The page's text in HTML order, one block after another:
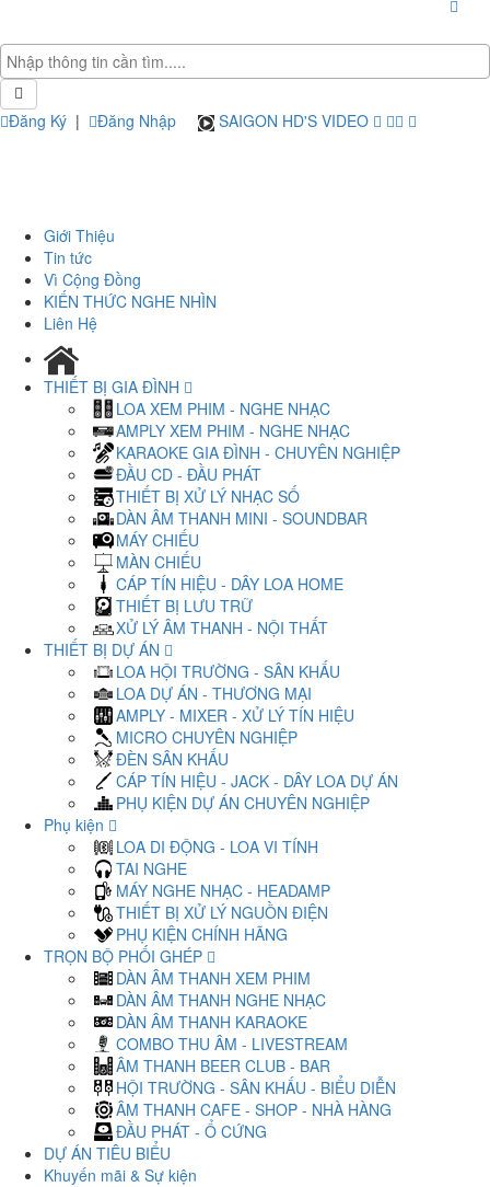
Đăng Ký | Đăng Nhập SAIGON HD'S VIDEO
Giới Thiệu
Tin tức
Vì Cộng Đồng
KIẾN THỨC NGHE NHÌN
Liên Hệ
THIẾT BỊ GIA ĐÌNH
LOA XEM PHIM - NGHE NHẠC
AMPLY XEM PHIM - NGHE NHẠC
KARAOKE GIA ĐÌNH - CHUYÊN NGHIỆP
ĐẦU CD - ĐẦU PHÁT
THIẾT BỊ XỬ LÝ NHẠC SỐ
DÀN ÂM THANH MINI - SOUNDBAR
MÁY CHIẾU
MÀN CHIẾU
CÁP TÍN HIỆU - DÂY LOA HOME
THIẾT BỊ LƯU TRỮ
XỬ LÝ ÂM THANH - NỘI THẤT
THIẾT BỊ DỰ ÁN
LOA HỘI TRƯỜNG - SÂN KHẤU
LOA DỰ ÁN - THƯƠNG MẠI
AMPLY - MIXER - XỬ LÝ TÍN HIỆU
MICRO CHUYÊN NGHIỆP
ĐÈN SÂN KHẤU
CÁP TÍN HIỆU - JACK - DÂY LOA DỰ ÁN
PHỤ KIỆN DỰ ÁN CHUYÊN NGHIỆP
Phụ kiện
LOA DI ĐỘNG - LOA VI TÍNH
TAI NGHE
MÁY NGHE NHẠC - HEADAMP
THIẾT BỊ XỬ LÝ NGUỒN ĐIỆN
PHỤ KIỆN CHÍNH HÃNG
TRỌN BỘ PHỐI GHÉP
DÀN ÂM THANH XEM PHIM
DÀN ÂM THANH NGHE NHẠC
DÀN ÂM THANH KARAOKE
COMBO THU ÂM - LIVESTREAM
ÂM THANH BEER CLUB - BAR
HỘI TRƯỜNG - SÂN KHẤU - BIỂU DIỄN
ÂM THANH CAFE - SHOP - NHÀ HÀNG
ĐẦU PHÁT - Ổ CỨNG
DỰ ÁN TIÊU BIỂU
Khuyến mãi & Sự kiện